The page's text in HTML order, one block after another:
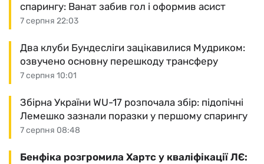
7 серпня 22:03
спарингу: Ванат забив гол і оформив асист
7 серпня 10:01
Два клуби Бундесліги зацікавилися Мудриком:
озвучено основну перешкоду трансферу
7 серпня 08:48
Збірна України WU-17 розпочала збір: підопічні
Лемешко зазнали поразки у першому спарингу
Бенфіка розгромила Хартс у кваліфікації ЛЄ: